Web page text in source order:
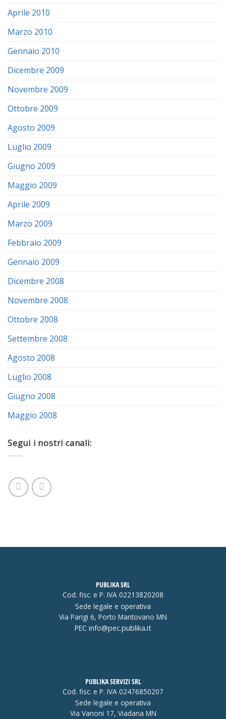
Aprile 2010
Marzo 2010
Gennaio 2010
Dicembre 2009
Novembre 2009
Ottobre 2009
Agosto 2009
Luglio 2009
Giugno 2009
Maggio 2009
Aprile 2009
Marzo 2009
Febbraio 2009
Gennaio 2009
Dicembre 2008
Novembre 2008
Ottobre 2008
Settembre 2008
Agosto 2008
Luglio 2008
Giugno 2008
Maggio 2008
Segui i nostri canali:
PUBLIKA SRL
Cod. fisc. e P. IVA 02213820208
Sede legale e operativa
Via Parigi 6, Porto Mantovano MN
PEC info@pec.publika.it
PUBLIKA SERVIZI SRL
Cod. fisc. e P. IVA 02476850207
Sede legale e operativa
Via Vanoni 17, Viadana MN